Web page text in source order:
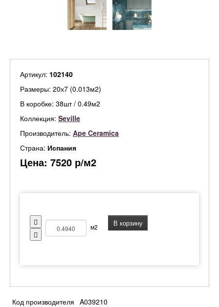
Артикул: 102140
Размеры: 20х7 (0.013м2)
В коробке: 38шт / 0.49м2
Коллекция: Seville
Производитель: Ape Ceramica
Страна: Испания
Цена: 7520 р/м2
м2 В корзину
Код производителя A039210